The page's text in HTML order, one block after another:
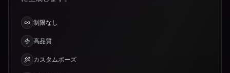
制限なし
高品質
カスタムポーズ